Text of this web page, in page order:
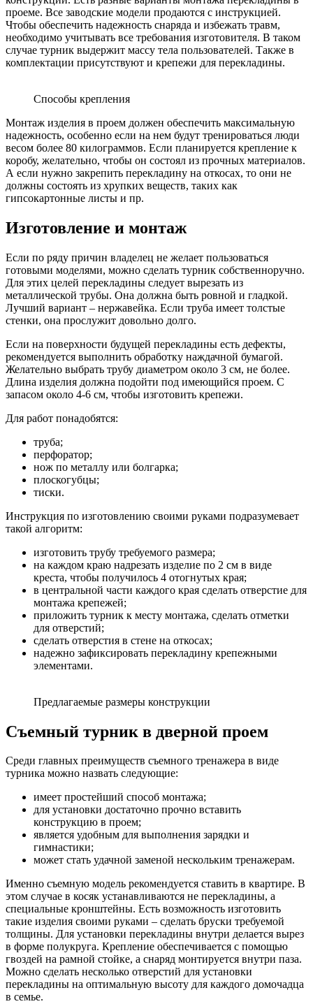
проеме. Все заводские модели продаются с инструкцией.
Чтобы обеспечить надежность снаряда и избежать травм,
необходимо учитывать все требования изготовителя. В таком
случае турник выдержит массу тела пользователей. Также в
комплектации присутствуют и крепежи для перекладины.
Способы крепления
Монтаж изделия в проем должен обеспечить максимальную
надежность, особенно если на нем будут тренироваться люди
весом более 80 килограммов. Если планируется крепление к
коробу, желательно, чтобы он состоял из прочных материалов.
А если нужно закрепить перекладину на откосах, то они не
должны состоять из хрупких веществ, таких как
гипсокартонные листы и пр.
Изготовление и монтаж
Если по ряду причин владелец не желает пользоваться
готовыми моделями, можно сделать турник собственноручно.
Для этих целей перекладины следует вырезать из
металлической трубы. Она должна быть ровной и гладкой.
Лучший вариант – нержавейка. Если труба имеет толстые
стенки, она прослужит довольно долго.
Если на поверхности будущей перекладины есть дефекты,
рекомендуется выполнить обработку наждачной бумагой.
Желательно выбрать трубу диаметром около 3 см, не более.
Длина изделия должна подойти под имеющийся проем. С
запасом около 4-6 см, чтобы изготовить крепежи.
Для работ понадобятся:
труба;
перфоратор;
нож по металлу или болгарка;
плоскогубцы;
тиски.
Инструкция по изготовлению своими руками подразумевает
такой алгоритм:
изготовить трубу требуемого размера;
на каждом краю надрезать изделие по 2 см в виде
креста, чтобы получилось 4 отогнутых края;
в центральной части каждого края сделать отверстие для
монтажа крепежей;
приложить турник к месту монтажа, сделать отметки
для отверстий;
сделать отверстия в стене на откосах;
надежно зафиксировать перекладину крепежными
элементами.
Предлагаемые размеры конструкции
Съемный турник в дверной проем
Среди главных преимуществ съемного тренажера в виде
турника можно назвать следующие:
имеет простейший способ монтажа;
для установки достаточно прочно вставить
конструкцию в проем;
является удобным для выполнения зарядки и
гимнастики;
может стать удачной заменой нескольким тренажерам.
Именно съемную модель рекомендуется ставить в квартире. В
этом случае в косяк устанавливаются не перекладины, а
специальные кронштейны. Есть возможность изготовить
такие изделия своими руками – сделать бруски требуемой
толщины. Для установки перекладины внутри делается вырез
в форме полукруга. Крепление обеспечивается с помощью
гвоздей на рамной стойке, а снаряд монтируется внутри паза.
Можно сделать несколько отверстий для установки
перекладины на оптимальную высоту для каждого домочадца
в семье.